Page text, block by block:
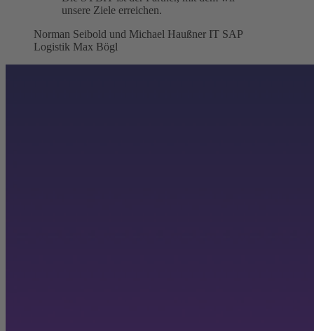
unsere Ziele erreichen.
Norman Seibold und Michael Haußner IT SAP
Logistik Max Bögl